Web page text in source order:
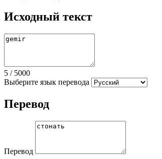
Исходный текст
5 / 5000
Выберите язык перевода
Перевод
Перевод